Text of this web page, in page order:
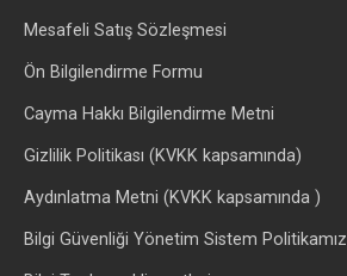
Mesafeli Satış Sözleşmesi
Ön Bilgilendirme Formu
Cayma Hakkı Bilgilendirme Metni
Gizlilik Politikası (KVKK kapsamında)
Aydınlatma Metni (KVKK kapsamında )
Bilgi Güvenliği Yönetim Sistem Politikamız